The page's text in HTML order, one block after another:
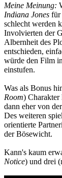
Meine Meinung:
Indiana Jones für
schlecht werden
Involvierten der
Albernheit des
entschieden,
würde den Film
einstufen.
Was als Bonus
Room) Charakter
dann eher von
Des weiteren
orientierte
der Bösewicht.
Kann's kaum
Notice) und drei